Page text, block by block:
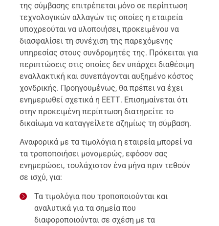
της σύμβασης επιτρέπεται μόνο σε περίπτωση
τεχνολογικών αλλαγών τις οποίες η εταιρεία
υποχρεούται να υλοποιήσει, προκειμένου να
διασφαλίσει τη συνέχιση της παρεχόμενης
υπηρεσίας στους συνδρομητές της. Πρόκειται για
περιπτώσεις στις οποίες δεν υπάρχει διαθέσιμη
εναλλακτική και συνεπάγονται αυξημένο κόστος
χονδρικής. Προηγουμένως, θα πρέπει να έχει
ενημερωθεί σχετικά η ΕΕΤΤ. Επισημαίνεται ότι
στην προκειμένη περίπτωση διατηρείτε το
δικαίωμα να καταγγείλετε αζημίως τη σύμβαση.
Αναφορικά με τα τιμολόγια η εταιρεία μπορεί να
τα τροποποιήσει μονομερώς, εφόσον σας
ενημερώσει, τουλάχιστον ένα μήνα πριν τεθούν
σε ισχύ, για:
Τα τιμολόγια που τροποποιούνται και
αναλυτικά για τα σημεία που
διαφοροποιούνται σε σχέση με τα